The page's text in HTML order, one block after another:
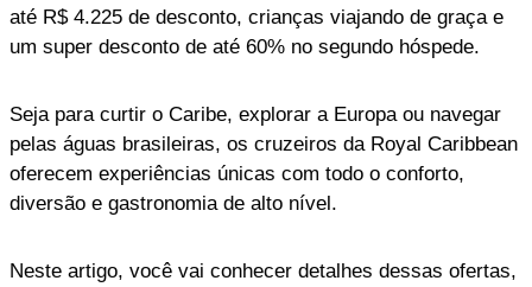
até R$ 4.225 de desconto, crianças viajando de graça e
um super desconto de até 60% no segundo hóspede.
Seja para curtir o Caribe, explorar a Europa ou navegar
pelas águas brasileiras, os cruzeiros da Royal Caribbean
oferecem experiências únicas com todo o conforto,
diversão e gastronomia de alto nível.
Neste artigo, você vai conhecer detalhes dessas ofertas,